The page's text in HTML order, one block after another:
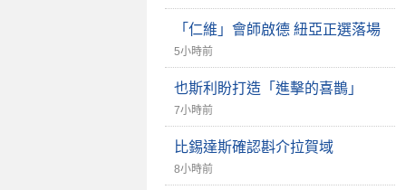
「仁維」會師啟德 紐亞正選落場
5小時前
也斯利盼打造「進擊的喜鵲」
7小時前
比錫達斯確認斟介拉賀域
8小時前